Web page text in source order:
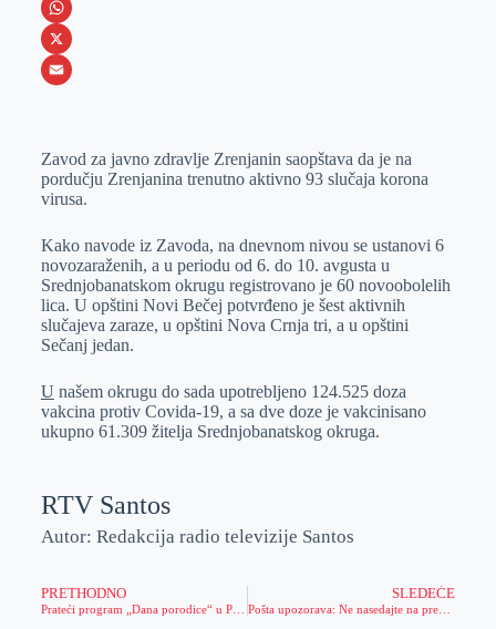
e
b
o
s
s
e
e
r
i
n
k
I
n
V
i
b
W
h
s
A
p
X
a
i
Zavod za javno zdravlje Zrenjanin saopštava da je na
pordučju Zrenjanina trenutno aktivno 93 slučaja korona
virusa.
Kako navode iz Zavoda, na dnevnom nivou se ustanovi 6
novozaraženih, a u periodu od 6. do 10. avgusta u
Srednjobanatskom okrugu registrovano je 60 novoobolelih
lica. U opštini Novi Bečej potvrđeno je šest aktivnih
slučajeva zaraze, u opštini Nova Crnja tri, a u opštini
Sečanj jedan.
U našem okrugu do sada upotrebljeno 124.525 doza
vakcina protiv Covida-19, a sa dve doze je vakcinisano
ukupno 61.309 žitelja Srednjobanatskog okruga.
RTV Santos
Autor: Redakcija radio televizije Santos
PRETHODNO
Prateći program „Dana porodice“ u Perlezu
SLEDEĆE